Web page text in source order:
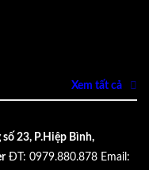
Xem tất cả
23, P.Hiệp Bình,
ĐT: 0979.880.878 Email: